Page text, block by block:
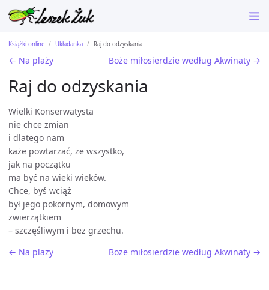
Książki online Układanka Raj do odzyskania
← Na plaży Boże miłosierdzie według Akwinaty →
Raj do odzyskania
Wielki Konserwatysta
nie chce zmian
i dlatego nam
każe powtarzać, że wszystko,
jak na początku
ma być na wieki wieków.
Chce, byś wciąż
był jego pokornym, domowym
zwierzątkiem
– szczęśliwym i bez grzechu.
← Na plaży
Boże miłosierdzie według Akwinaty →